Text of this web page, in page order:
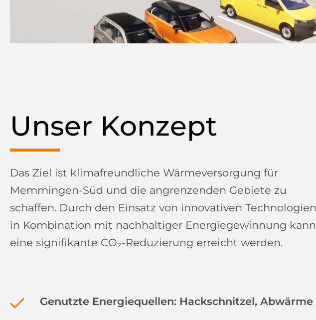
Unser Konzept
Das Ziel ist klimafreundliche Wärmeversorgung für
Memmingen-Süd und die angrenzenden Gebiete zu
schaffen. Durch den Einsatz von innovativen Technologien
in Kombination mit nachhaltiger Energiegewinnung kann
eine signifikante CO₂-Reduzierung erreicht werden.
Genutzte Energiequellen: Hackschnitzel,